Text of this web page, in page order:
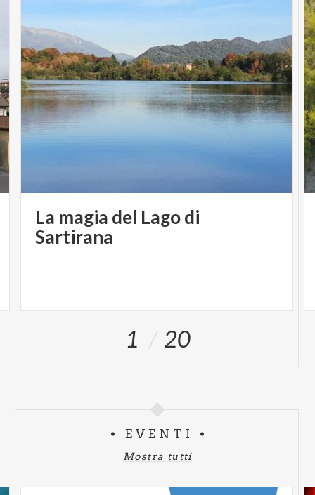
La magia del Lago di
Sartirana
1 20
EVENTI
Mostra tutti